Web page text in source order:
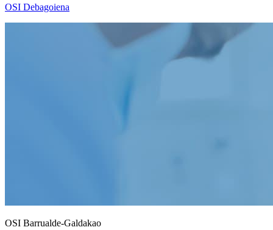
OSI Debagoiena
OSI Barrualde-Galdakao